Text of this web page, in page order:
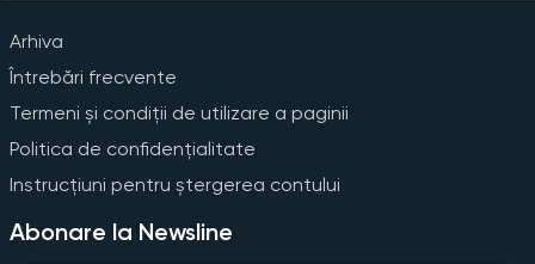
Arhiva
Întrebări frecvente
Termeni și condiții de utilizare a paginii
Politica de confidențialitate
Instrucțiuni pentru ștergerea contului
Abonare la Newsline